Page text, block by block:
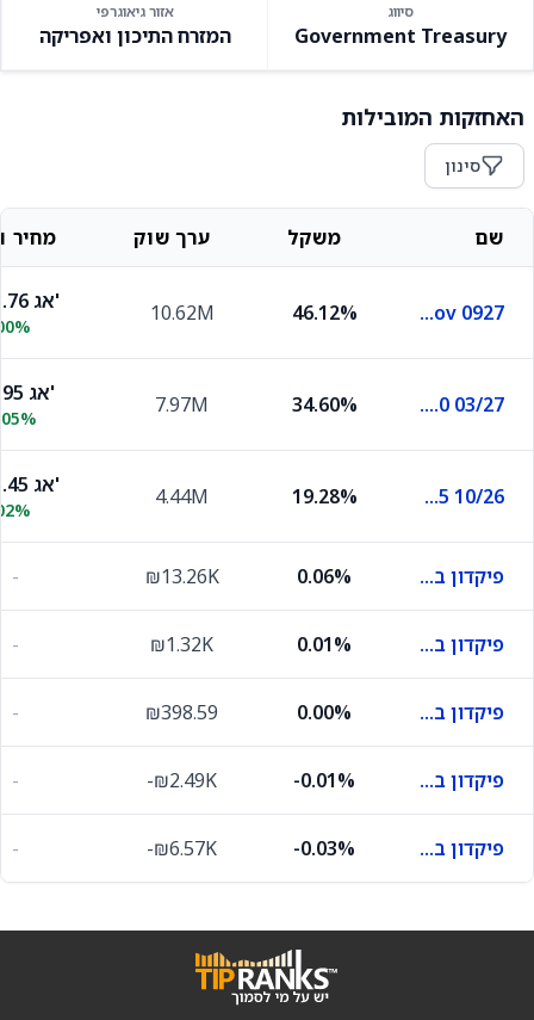
סיווג
Government Treasury
אזור גיאוגרפי
המזרח התיכון ואפריקה
האחזקות המובילות
סינון
שם משקל ערך שוק מחיר
Ilgov 0927
46.12%
10.62M 103.76 אג'
Ilgov 2.0 03/27
34.60%
7.97M 99.95 אג'
Ilgov6.25 10/26
19.28%
4.44M 105.45 אג'
פיקדון בבנק מסוים 0.06%
₪13.26K
-
פיקדון בבנק מסוים 0.01%
₪1.32K
-
פיקדון בבנק מסוים 0.00%
₪398.59
-
פיקדון בבנק מסוים -0.01%
-₪2.49K
-
פיקדון בבנק מסוים -0.03%
-₪6.57K
-